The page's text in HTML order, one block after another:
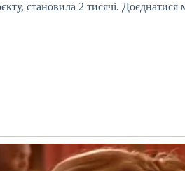
становила 2 тисячі.